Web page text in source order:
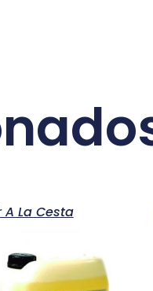
A La Cesta